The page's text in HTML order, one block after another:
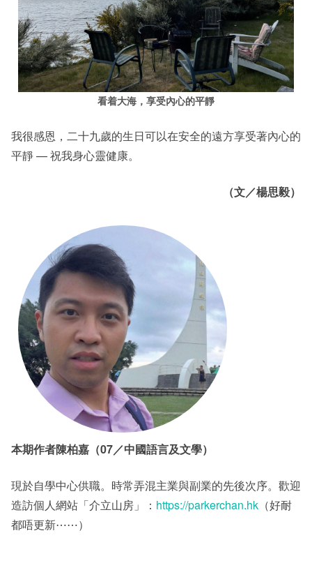
看着大海，享受內心的平靜
我很感恩，二十九歲的生日可以在安全的遠方享受著內心的
平靜 — 祝我身心靈健康。
（文／楊思毅）
本期作者陳柏嘉（07／中國語言及文學）
現於自學中心供職。時常弄混主業與副業的先後次序。歡迎
造訪個人網站「介立山房」： https://parkerchan.hk （好耐
都唔更新⋯⋯）